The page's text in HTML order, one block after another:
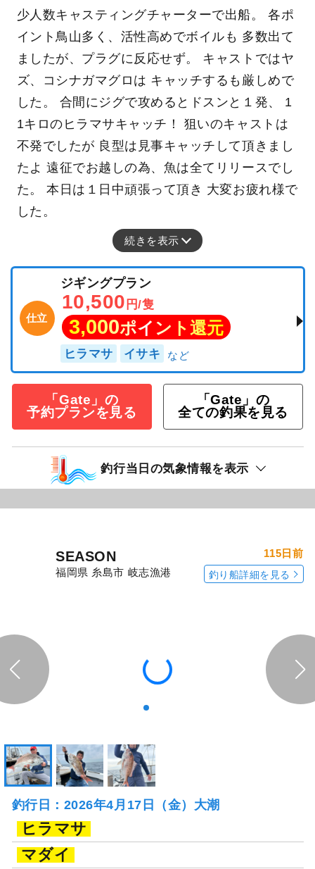
少人数キャスティングチャーターで出船。 各ポ
イント鳥山多く、活性高めでボイルも 多数出て
ましたが、プラグに反応せず。 キャストではヤ
ズ、コシナガマグロは キャッチするも厳しめで
した。 合間にジグで攻めるとドスンと１発、 1
1キロのヒラマサキャッチ！ 狙いのキャストは
不発でしたが 良型は見事キャッチして頂きまし
たよ 遠征でお越しの為、魚は全てリリースでし
た。 本日は１日中頑張って頂き 大変お疲れ様で
した。
続きを表示
仕立
ジギングプラン
10,500 円/隻
3,000ポイント還元
ヒラマサ イサキ
「Gate」の
予約プランを見る
「Gate」の
全ての釣果を見る
釣行当日の気象情報を表示
SEASON
福岡県 糸島市 岐志漁港
115日前
釣り船詳細を見る
釣行日：2026年4月17日（金）大潮
ヒラマサ
マダイ